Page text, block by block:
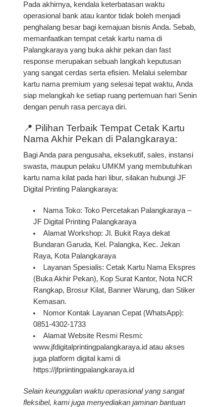
Pada akhirnya, kendala keterbatasan waktu
operasional bank atau kantor tidak boleh menjadi
penghalang besar bagi kemajuan bisnis Anda. Sebab,
memanfaatkan tempat cetak kartu nama di
Palangkaraya yang buka akhir pekan dan fast
response merupakan sebuah langkah keputusan
yang sangat cerdas serta efisien. Melalui selembar
kartu nama premium yang selesai tepat waktu, Anda
siap melangkah ke setiap ruang pertemuan hari Senin
dengan penuh rasa percaya diri.
📍 Pilihan Terbaik Tempat Cetak Kartu
Nama Akhir Pekan di Palangkaraya:
Bagi Anda para pengusaha, eksekutif, sales, instansi
swasta, maupun pelaku UMKM yang membutuhkan
kartu nama kilat pada hari libur, silakan hubungi JF
Digital Printing Palangkaraya:
Nama Toko: Toko Percetakan Palangkaraya –
JF Digital Printing Palangkaraya
Alamat Workshop: Jl. Bukit Raya dekat
Bundaran Garuda, Kel. Palangka, Kec. Jekan
Raya, Kota Palangkaraya
Layanan Spesialis: Cetak Kartu Nama Ekspres
(Buka Akhir Pekan), Kop Surat Kantor, Nota NCR
Rangkap, Brosur Kilat, Banner Warung, dan Stiker
Kemasan.
Nomor Kontak Layanan Cepat (WhatsApp):
0851-4302-1733
Alamat Website Resmi Resmi:
www.jfdigitalprintingpalangkaraya.id atau akses
juga platform digital kami di
https://jfpriintingpalangkaraya.id
Selain keunggulan waktu operasional yang sangat
fleksibel, kami juga menyediakan jaminan bantuan